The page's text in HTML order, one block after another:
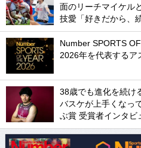
面のリーチマイケル
技愛「好きだから、
Number SPORTS
2026年を代表するア
38歳でも進化を続け
バスケが上手くなっ
ぶ賞 受賞者インタビ